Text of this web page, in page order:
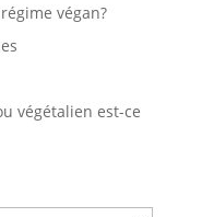
végan?
végétalien est-ce